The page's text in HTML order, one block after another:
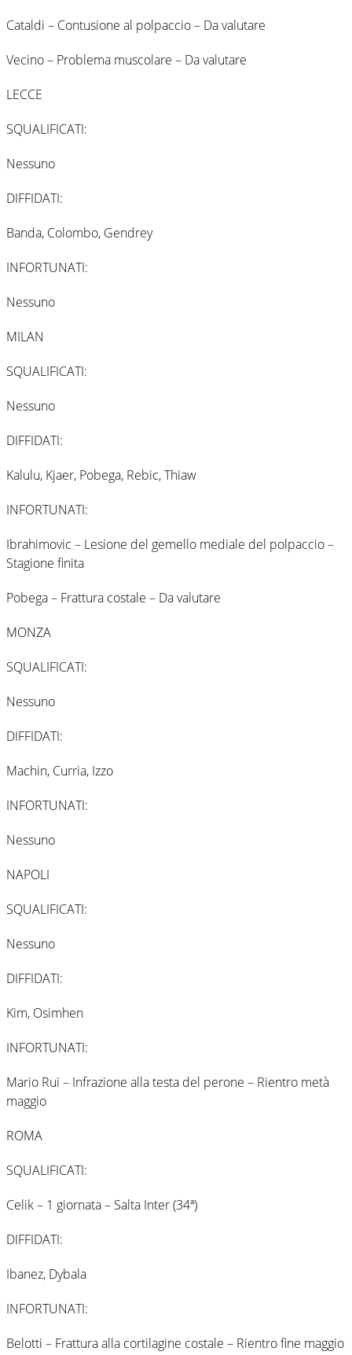
Cataldi – Contusione al polpaccio – Da valutare
Vecino – Problema muscolare – Da valutare
LECCE
SQUALIFICATI:
Nessuno
DIFFIDATI:
Banda, Colombo, Gendrey
INFORTUNATI:
Nessuno
MILAN
SQUALIFICATI:
Nessuno
DIFFIDATI:
Kalulu, Kjaer, Pobega, Rebic, Thiaw
INFORTUNATI:
Ibrahimovic – Lesione del gemello mediale del polpaccio –
Stagione finita
Pobega – Frattura costale – Da valutare
MONZA
SQUALIFICATI:
Nessuno
DIFFIDATI:
Machin, Curria, Izzo
INFORTUNATI:
Nessuno
NAPOLI
SQUALIFICATI:
Nessuno
DIFFIDATI:
Kim, Osimhen
INFORTUNATI:
Mario Rui – Infrazione alla testa del perone – Rientro metà
maggio
ROMA
SQUALIFICATI:
Celik – 1 giornata – Salta Inter (34ª)
DIFFIDATI:
Ibanez, Dybala
INFORTUNATI:
Belotti – Frattura alla cortilagine costale – Rientro fine maggio